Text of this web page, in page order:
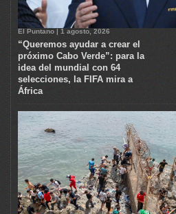
El Puntano | 1 agosto, 2026
“Queremos ayudar a crear el
próximo Cabo Verde”: para la
idea del mundial con 64
selecciones, la FIFA mira a
África